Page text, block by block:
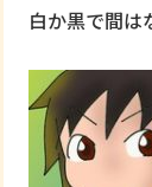
白か黒で間は